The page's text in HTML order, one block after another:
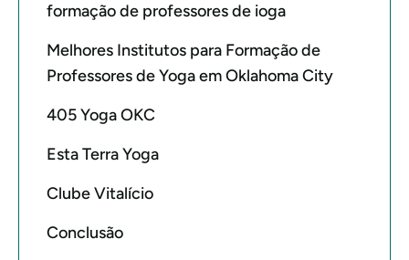
formação de professores de ioga
Melhores Institutos para Formação de
Professores de Yoga em Oklahoma City
405 Yoga OKC
Esta Terra Yoga
Clube Vitalício
Conclusão